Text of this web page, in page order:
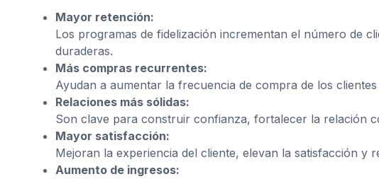
Mayor retención:
Los programas de fidelización incrementan el número de
duraderas.
Más compras recurrentes:
Ayudan a aumentar la frecuencia de compra de los
Relaciones más sólidas:
Son clave para construir confianza, fortalecer la relación
Mayor satisfacción:
Mejoran la experiencia del cliente, elevan la satisfacción y
Aumento de ingresos: